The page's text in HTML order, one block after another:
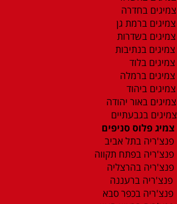
צמיגים בחדרה
צמיגים ברמת גן
צמיגים בשדרות
צמיגים בנתיבות
צמיגים בלוד
צמיגים ברמלה
צמיגים ביהוד
צמיגים באור יהודה
צמיגים בגבעתיים
צמיג פלוס סניפים
פנצ'ריה בתל אביב
פנצ'ריה בפתח תקווה
פנצ'ריה בהרצליה
פנצ'ריה ברעננה
פנצ'ריה בכפר סבא